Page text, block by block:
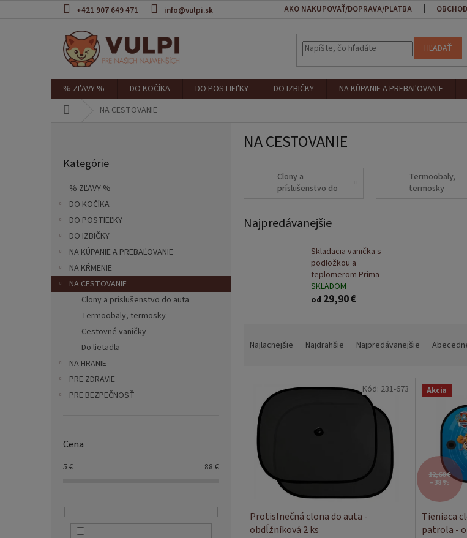
+421 907 649 471 info@vulpi.sk AKO NAKUPOVAŤ/DOPRAVA/PLATBA
HĽADAŤ
% ZĽAVY % DO KOČÍKA DO POSTIEĽKY DO IZBIČKY NA KÚPANIE A PREBAĽOVANIE
NA CESTOVANIE
kategórie
Kategórie
% ZĽAVY %
DO KOČÍKA
DO POSTIEĽKY
DO IZBIČKY
NA KÚPANIE A PREBAĽOVANIE
NA KŔMENIE
NA CESTOVANIE
Clony a príslušenstvo do auta
Termoobaly, termosky
Cestovné vaničky
Do lietadla
NA HRANIE
PRE ZDRAVIE
PRE BEZPEČNOSŤ
Cena
5 € 88 €
NA CESTOVANIE
Clony a
príslušenstvo do
Termoobaly,
termosky
Najpredávanejšie
Skladacia vanička s
podložkou a
teplomerom Prima
SKLADOM
od 29,90 €
Najlacnejšie Najdrahšie Najpredávanejšie
Protislnečná clona do auta -
obdĺžníková 2 ks
Kód: 231-673 Akcia
12,60 €
–38 %
Tieniaca
patrola -